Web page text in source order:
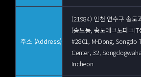
주소 (Address)
(21984) 인천 연수구 송도
(송도동, 송도테크노파크IT
#2801, M-Dong, Songdo
Center, 32,
Incheon